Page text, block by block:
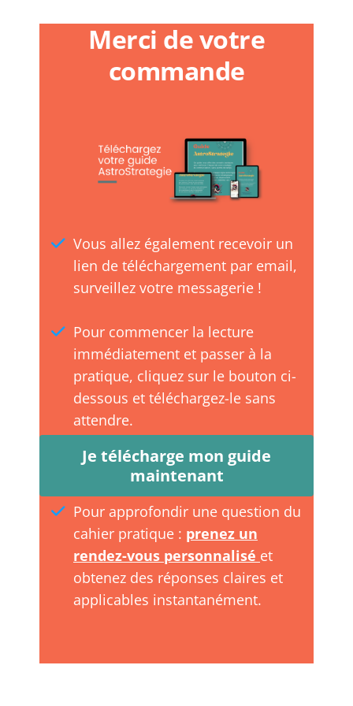
Merci de votre
commande
Vous allez également recevoir un
lien de téléchargement par email,
surveillez votre messagerie !
Pour commencer la lecture
immédiatement et passer à la
pratique, cliquez sur le bouton ci-
dessous et téléchargez-le sans
attendre.
Je télécharge mon guide
maintenant
Pour approfondir une question du
cahier pratique : prenez un
rendez-vous personnalisé et
obtenez des réponses claires et
applicables instantanément.